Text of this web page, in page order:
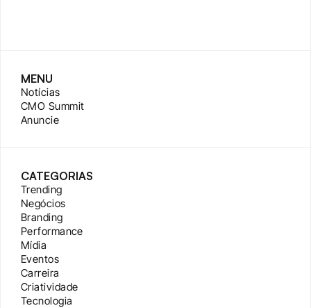
MENU
Notícias
CMO Summit
Anuncie
CATEGORIAS
Trending
Negócios
Branding
Performance
Mídia
Eventos
Carreira
Criatividade
Tecnologia